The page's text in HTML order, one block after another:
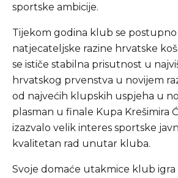
sportske ambicije.
Tijekom godina klub se
natjecateljske razine hrvatske
se ističe stabilna prisutnost u
hrvatskog prvenstva u novijem
od najvećih klupskih uspjeha u
plasman u finale Kupa Krešimira
izazvalo velik interes sportske
kvalitetan rad unutar kluba.
Svoje domaće utakmice klub